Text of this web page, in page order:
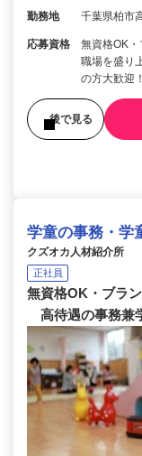
勤務地 千葉県柏市
応募資格
無資格OK
職場を盛り
の方大歓迎
後で見る
学童の事務・学
クズオカ人材紹介所
正社員
無資格OK・ブラ
高待遇の事務兼